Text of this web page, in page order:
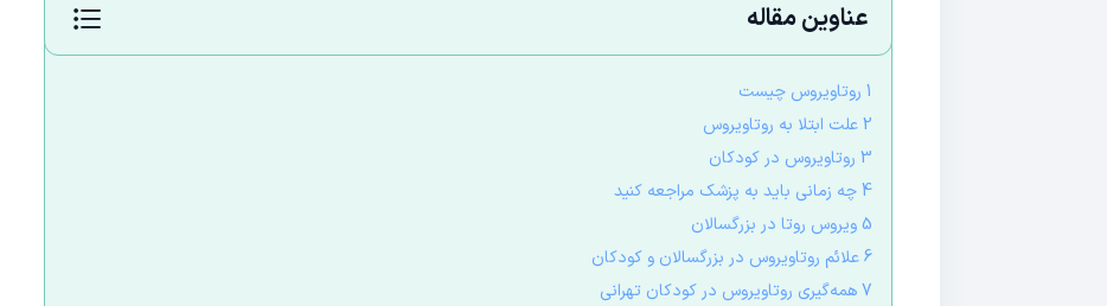
عناوین مقاله
1 روتاویروس چیست
2 علت ابتلا به روتاویروس
3 روتاویروس در کودکان
4 چه زمانی باید به پزشک مراجعه کنید
5 ویروس روتا در بزرگسالان
6 علائم روتاویروس در بزرگسالان و کودکان
7 همه‌گیری روتاویروس در کودکان تهرانی